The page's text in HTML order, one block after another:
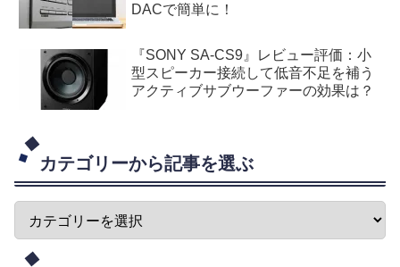
DACで簡単に！
『SONY SA-CS9』レビュー評価：小
型スピーカー接続して低音不足を補う
アクティブサブウーファーの効果は？
カテゴリーから記事を選ぶ